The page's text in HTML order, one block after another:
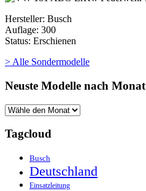
Hersteller: Busch
Auflage: 300
Status: Erschienen
> Alle Sondermodelle
Neuste Modelle nach Monat
Tagcloud
Busch
Deutschland
Einsatzleitung